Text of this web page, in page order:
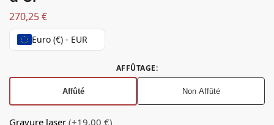
270,25€
Euro (€) - EUR
AFFÛTAGE:
Affûté Non Affûté
Gravure laser (+19,00 €)